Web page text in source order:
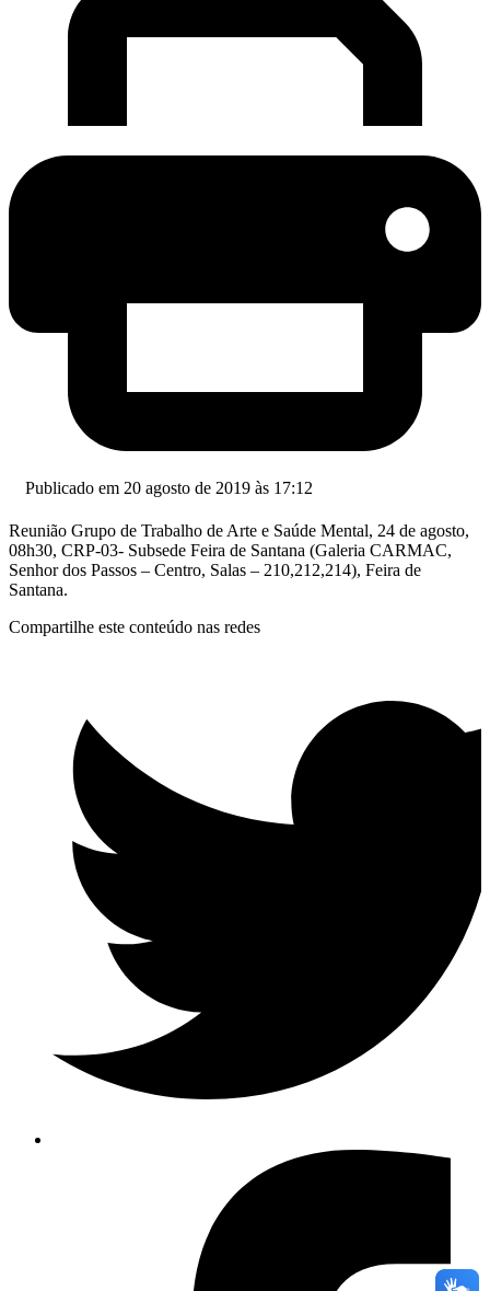
Publicado em 20 agosto de 2019 às 17:12
Reunião Grupo de Trabalho de Arte e Saúde Mental, 24 de agosto,
08h30, CRP-03- Subsede Feira de Santana (Galeria CARMAC,
Senhor dos Passos – Centro, Salas – 210,212,214), Feira de
Santana.
Compartilhe este conteúdo nas redes